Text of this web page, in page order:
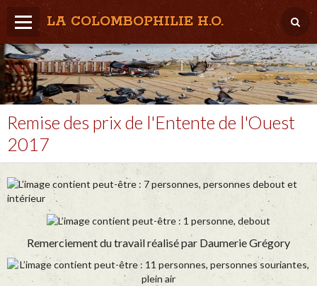
LA COLOMBOPHILIE H.O.
Home
Météo / Het weer
Lâcher / Los
Result. clubs, Provincial, (Inter)National
RFCB / KBDB
Remise des prix de l'Entente de l'Ouest
2017
Remerciement du travail réalisé par Daumerie Grégory